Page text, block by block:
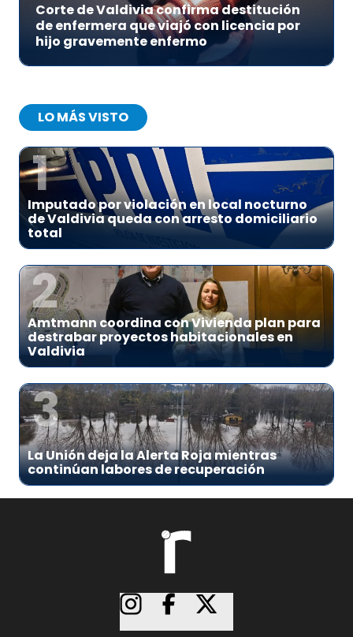
Corte de Valdivia confirma destitución
de enfermera que viajó con licencia por
hijo gravemente enfermo
LO MÁS VISTO
1
Imputado por violación en local nocturno
de Valdivia queda con arresto domiciliario
total
2
Amtmann coordina con Vivienda plan para
destrabar proyectos habitacionales en
Valdivia
3
La Unión deja la Alerta Roja mientras
continúan labores de recuperación